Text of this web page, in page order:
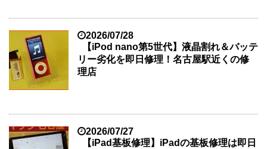
2026/07/28
【iPod nano第5世代】液晶割れ＆バッテ
リー劣化を即日修理！名古屋駅近くの修
理店
2026/07/27
【iPad基板修理】iPadの基板修理は即日